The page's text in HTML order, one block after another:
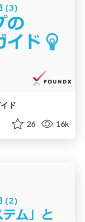
ド
26 16k